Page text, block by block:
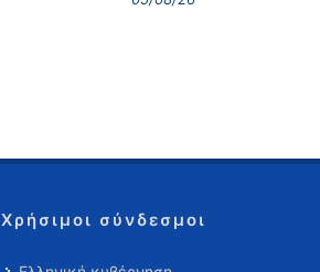
Χρήσιμοι σύνδεσμοι